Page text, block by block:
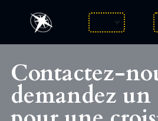
content
Contactez-
demandez un